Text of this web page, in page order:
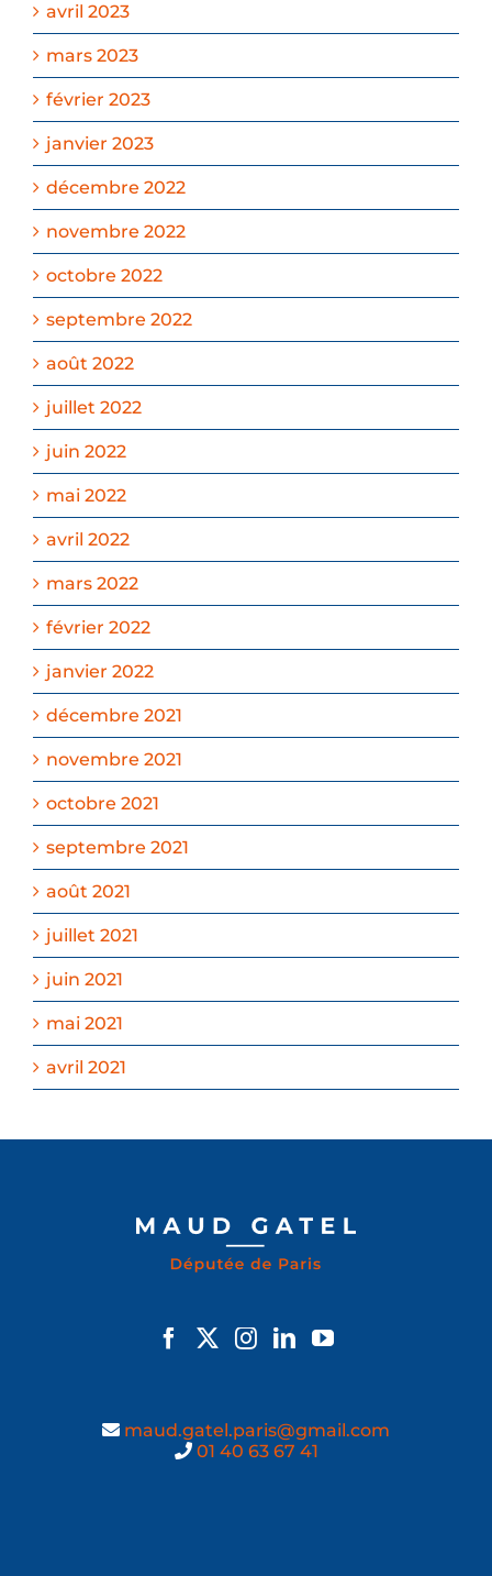
avril 2023
mars 2023
février 2023
janvier 2023
décembre 2022
novembre 2022
octobre 2022
septembre 2022
août 2022
juillet 2022
juin 2022
mai 2022
avril 2022
mars 2022
février 2022
janvier 2022
décembre 2021
novembre 2021
octobre 2021
septembre 2021
août 2021
juillet 2021
juin 2021
mai 2021
avril 2021
maud.gatel.paris@gmail.com
01 40 63 67 41